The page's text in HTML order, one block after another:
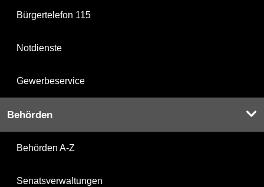
Bürgertelefon 115
Notdienste
Gewerbeservice
Behörden
Behörden A-Z
Senatsverwaltungen